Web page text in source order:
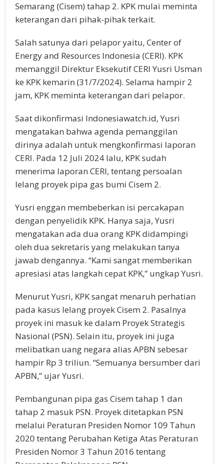
Semarang (Cisem) tahap 2. KPK mulai meminta
keterangan dari pihak-pihak terkait.
Salah satunya dari pelapor yaitu, Center of
Energy and Resources Indonesia (CERI). KPK
memanggil Direktur Eksekutif CERI Yusri Usman
ke KPK kemarin (31/7/2024). Selama hampir 2
jam, KPK meminta keterangan dari pelapor.
Saat dikonfirmasi Indonesiawatch.id, Yusri
mengatakan bahwa agenda pemanggilan
dirinya adalah untuk mengkonfirmasi laporan
CERI. Pada 12 Juli 2024 lalu, KPK sudah
menerima laporan CERI, tentang persoalan
lelang proyek pipa gas bumi Cisem 2.
Yusri enggan membeberkan isi percakapan
dengan penyelidik KPK. Hanya saja, Yusri
mengatakan ada dua orang KPK didampingi
oleh dua sekretaris yang melakukan tanya
jawab dengannya. “Kami sangat memberikan
apresiasi atas langkah cepat KPK,” ungkap Yusri.
Menurut Yusri, KPK sangat menaruh perhatian
pada kasus lelang proyek Cisem 2. Pasalnya
proyek ini masuk ke dalam Proyek Strategis
Nasional (PSN). Selain itu, proyek ini juga
melibatkan uang negara alias APBN sebesar
hampir Rp 3 triliun. “Semuanya bersumber dari
APBN,” ujar Yusri.
Pembangunan pipa gas Cisem tahap 1 dan
tahap 2 masuk PSN. Proyek ditetapkan PSN
melalui Peraturan Presiden Nomor 109 Tahun
2020 tentang Perubahan Ketiga Atas Peraturan
Presiden Nomor 3 Tahun 2016 tentang